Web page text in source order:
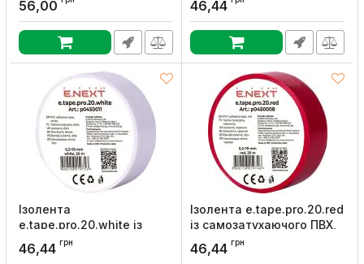
ПВХ, жовто-зелена (20м),
E.NEXT
p0450014
56,00
жовта (20м), E.NEXT
Артикул:p0450009
46,44
Ізолента
e.tape.pro.20.white із
самозатухаючого ПВХ,
біла (20м), E.NEXT
46,44 грн
Ізолента e.tape.pro.20.red
із самозатухаючого ПВХ,
червона (20м), E.NEXT
Артикул:
46,44 грн